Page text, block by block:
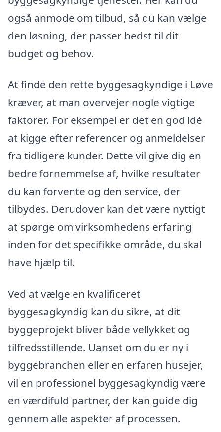
også anmode om tilbud, så du kan vælge
den løsning, der passer bedst til dit
budget og behov.
At finde den rette byggesagkyndige i Løve
kræver, at man overvejer nogle vigtige
faktorer. For eksempel er det en god idé
at kigge efter referencer og anmeldelser
fra tidligere kunder. Dette vil give dig en
bedre fornemmelse af, hvilke resultater
du kan forvente og den service, der
tilbydes. Derudover kan det være nyttigt
at spørge om virksomhedens erfaring
inden for det specifikke område, du skal
have hjælp til.
Ved at vælge en kvalificeret
byggesagkyndig kan du sikre, at dit
byggeprojekt bliver både vellykket og
tilfredsstillende. Uanset om du er ny i
byggebranchen eller en erfaren husejer,
vil en professionel byggesagkyndig være
en værdifuld partner, der kan guide dig
gennem alle aspekter af processen.